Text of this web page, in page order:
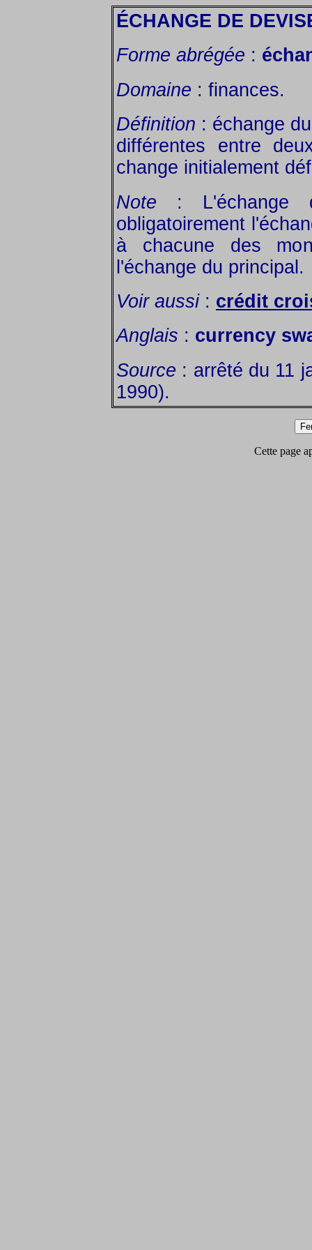
ÉCHANGE DE
Forme abrégée :
Domaine : finances.
Définition : échange
différentes entre
change initialement
Note : L'échange
obligatoirement
à chacune des
l'échange du principal.
Voir aussi: crédit
Anglais : currency
Source : arrêté du 11
1990).
Cette page